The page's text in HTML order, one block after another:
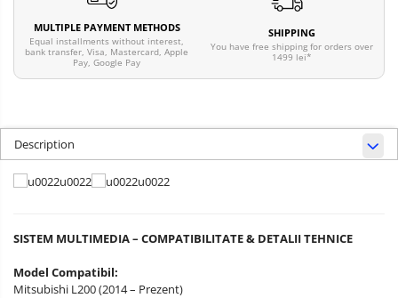
MULTIPLE PAYMENT METHODS
Equal installments without interest,
bank transfer, Visa, Mastercard, Apple
Pay, Google Pay
SHIPPING
You have free shipping for orders over
1499 lei*
Description
SISTEM MULTIMEDIA – COMPATIBILITATE & DETALII TEHNICE
Model Compatibil:
Mitsubishi L200 (2014 – Prezent)